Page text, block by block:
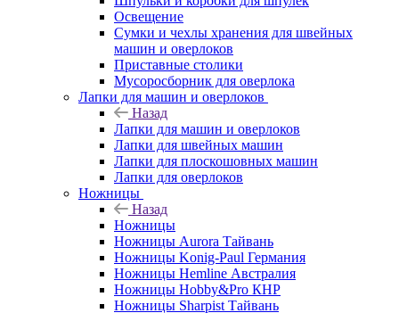
Освещение
Сумки и чехлы хранения для швейных
машин и оверлоков
Приставные столики
Мусоросборник для оверлока
Лапки для машин и оверлоков
Назад
Лапки для машин и оверлоков
Лапки для швейных машин
Лапки для плоскошовных машин
Лапки для оверлоков
Ножницы
Назад
Ножницы
Ножницы Aurora Тайвань
Ножницы Konig-Paul Германия
Ножницы Hemline Австралия
Ножницы Hobby&Pro КНР
Ножницы Sharpist Тайвань